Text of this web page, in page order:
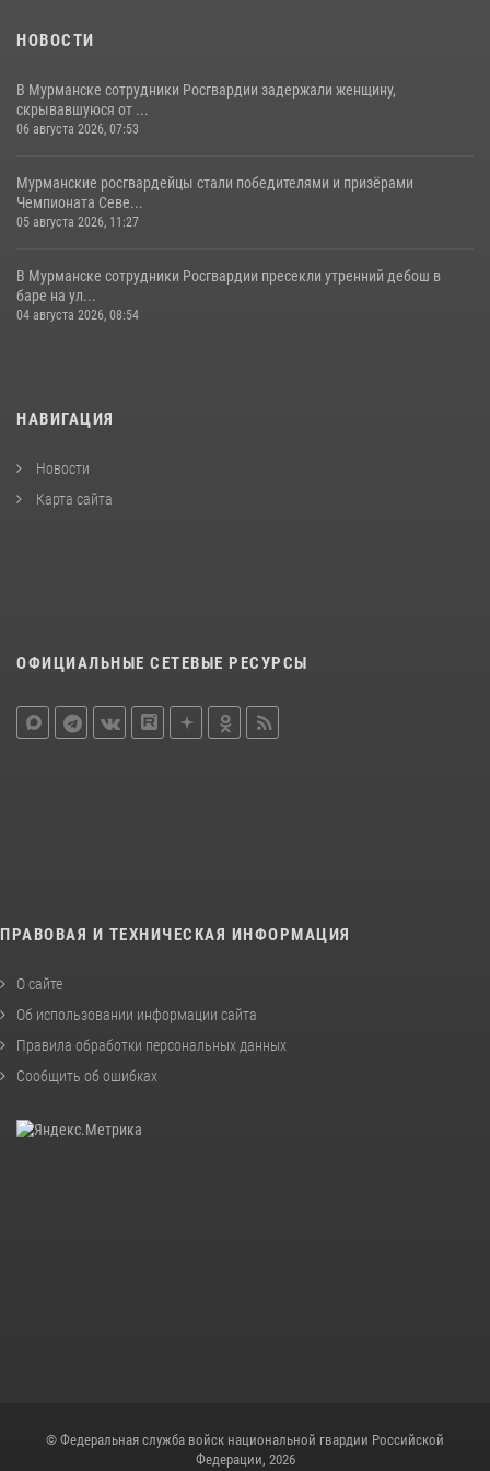
НОВОСТИ
В Мурманске сотрудники Росгвардии задержали женщину,
скрывавшуюся от ...
06 августа 2026, 07:53
Мурманские росгвардейцы стали победителями и призёрами
Чемпионата Севе...
05 августа 2026, 11:27
В Мурманске сотрудники Росгвардии пресекли утренний дебош в
баре на ул...
04 августа 2026, 08:54
НАВИГАЦИЯ
Новости
Карта сайта
ОФИЦИАЛЬНЫЕ СЕТЕВЫЕ РЕСУРСЫ
ПРАВОВАЯ И ТЕХНИЧЕСКАЯ ИНФОРМАЦИЯ
О сайте
Об использовании информации сайта
Правила обработки персональных данных
Сообщить об ошибках
© Федеральная служба войск национальной гвардии Российской
Федерации, 2026